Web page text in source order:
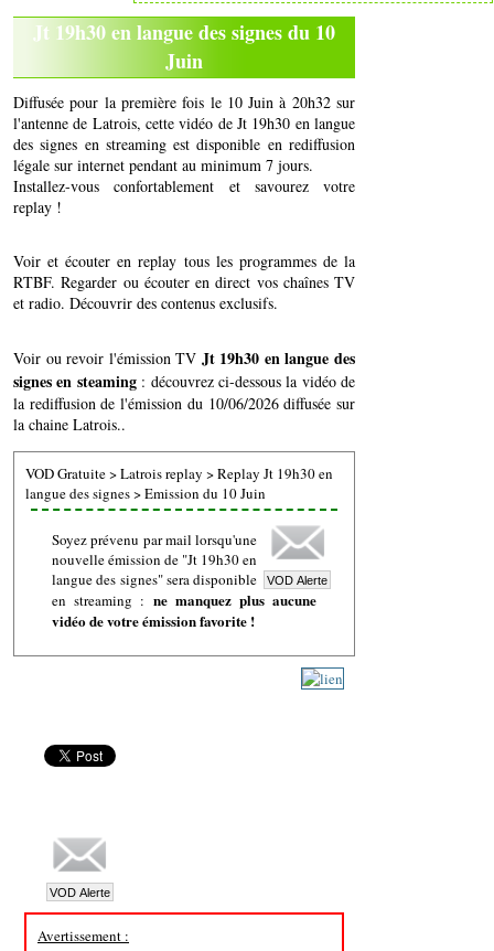
Jt 19h30 en langue des signes du 10
Juin
Diffusée pour la première fois le 10 Juin à 20h32 sur
l'antenne de Latrois, cette vidéo de Jt 19h30 en langue
des signes en streaming est disponible en rediffusion
légale sur internet pendant au minimum 7 jours.
Installez-vous confortablement et savourez votre
replay !
Voir et écouter en replay tous les programmes de la
RTBF. Regarder ou écouter en direct vos chaînes TV
et radio. Découvrir des contenus exclusifs.
Voir ou revoir l'émission TV Jt 19h30 en langue des
signes en steaming: découvrez ci-dessous la vidéo de
la rediffusion de l'émission du 10/06/2026 diffusée sur
la chaine Latrois..
VOD Gratuite>Latrois replay >Replay Jt 19h30 en
langue des signes>Emission du 10 Juin
Soyez prévenu par mail lorsqu'une
nouvelle émission de "Jt 19h30 en
langue des signes" sera disponible
en streaming : ne manquez plus aucune
vidéo de votre émission favorite !
Avertissement :